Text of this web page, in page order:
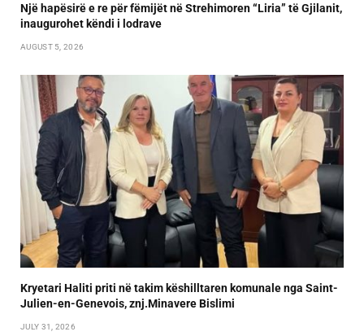
Një hapësirë e re për fëmijët në Strehimoren “Liria” të Gjilanit,
inaugurohet këndi i lodrave
AUGUST 5, 2026
Kryetari Haliti priti në takim këshilltaren komunale nga Saint-
Julien-en-Genevois, znj.Minavere Bislimi
JULY 31, 2026